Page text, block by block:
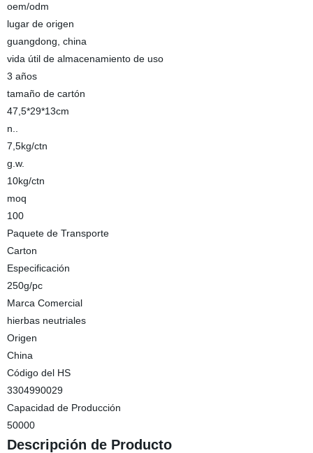
oem/odm
lugar de origen
guangdong, china
vida útil de almacenamiento de uso
3 años
tamaño de cartón
47,5*29*13cm
n..
7,5kg/ctn
g.w.
10kg/ctn
moq
100
Paquete de Transporte
Carton
Especificación
250g/pc
Marca Comercial
hierbas neutriales
Origen
China
Código del HS
3304990029
Capacidad de Producción
50000
Descripción de Producto